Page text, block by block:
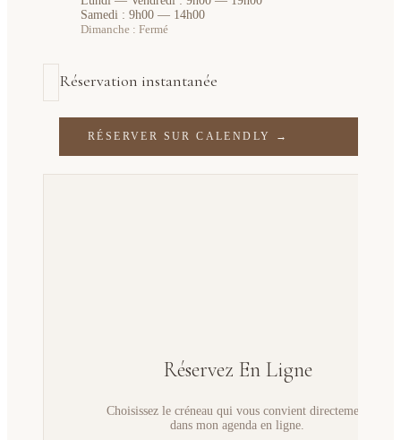
Samedi : 9h00 — 14h00
Dimanche : Fermé
Réservation instantanée
RÉSERVER SUR CALENDLY →
Réservez En Ligne
Choisissez le créneau qui vous convient directement
dans mon agenda en ligne.